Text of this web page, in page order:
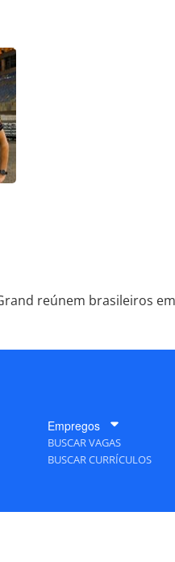
gansevoort-e-the-
ou as ferramentas
Editora é protegido
o conteúdo sem
reúnem brasileiros
Empregos
BUSCAR VAGAS
BUSCAR CURRÍCULOS